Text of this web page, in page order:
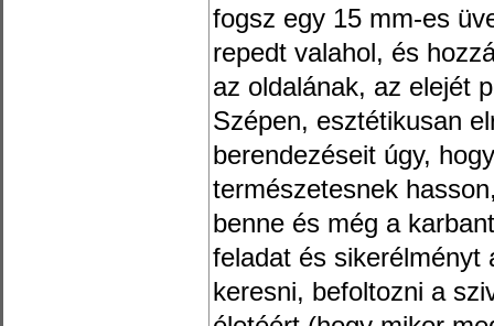
fogsz egy 15 mm-es
repedt valahol, és
az oldalának, az elejét
Szépen, esztétikusan
berendezéseit úgy,
természetesnek
benne és még a
feladat és sikerélményt
keresni, befoltozni a